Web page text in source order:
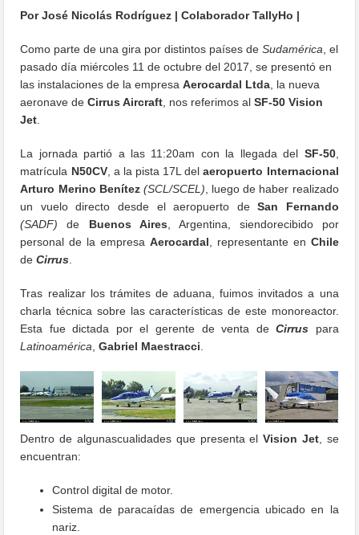
Por José Nicolás Rodríguez | Colaborador TallyHo |
Como parte de una gira por distintos países deSudamérica , el
pasado día miércoles 11 de octubre del 2017, se presentó en
las instalaciones de la empresaAerocardal Ltda , la nueva
aeronave deCirrus Aircraft , nos referimos alSF-50 Vision
Jet
La jornada partió a las 11:20am con la llegada del SF-50,
matrícula N50CV, a la pista 17L delaeropuerto Internacional
Arturo Merino Benítez (SCL/SCEL) , luego de haber realizado
un vuelo directo desde el aeropuerto deSan Fernando
(SADF) de Buenos Aires , Argentina, siendorecibido por
personal de la empresa Aerocardal , representante en Chile
deCirrus
Tras realizar los trámites de aduana, fuimos invitados a una
charla técnica sobre las características de este monoreactor.
Esta fue dictada por el gerente de venta deCirrus
para
Latinoamérica ,Gabriel Maestracci
Dentro de algunascualidades que presenta elVision Jet, se
encuentran:
Control digital de motor.
Sistema de paracaídas de emergencia ubicado en la
nariz.